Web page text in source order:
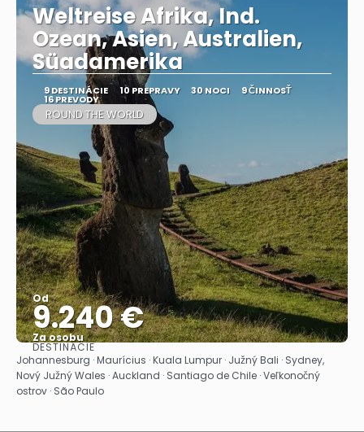
Weltreise Afrika, Ind.
Ozean, Asien, Australien,
Süadamerika
9 DESTINÁCIE 10 PREPRAVY 30 NOCI 9 ČINNOSŤ
16 PREVODY
ROUND THE WORLD
Od
9.240 €
Za osobu
Pozrieť sa
DESTINÁCIE
Johannesburg · Maurícius · Kuala Lumpur · Južný Bali · Sydney,
Nový Južný Wales · Auckland · Santiago de Chile · Veľkonočný
ostrov · São Paulo